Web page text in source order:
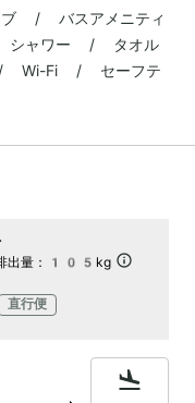
/ バスアメニティ
ャワー / タオル
Fi / セーフテ
量： 105kg
直行便